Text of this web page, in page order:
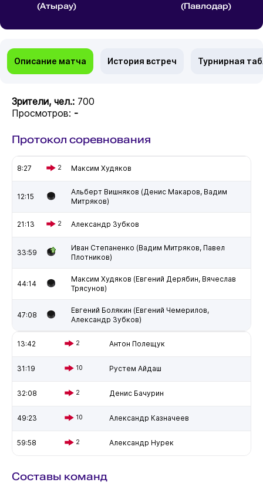
(Атырау)
(Павлодар)
Описание матча История встреч Турнирная
Зрители, чел.: 700
Просмотров: -
Протокол соревнования
8:27 2 Максим Худяков
12:15
Альберт Вишняков (Денис Макаров, Вадим
Митряков)
21:13 2 Александр Зубков
33:59
Иван Степаненко (Вадим Митряков, Павел
Плотников)
44:14
Максим Худяков (Евгений Дерябин, Вячеслав
Трясунов)
47:08
Евгений Болякин (Евгений Чемерилов,
Александр Зубков)
13:42 2 Антон Полещук
31:19 10 Рустем Айдаш
32:08 2 Денис Бачурин
49:23 10 Александр Казначеев
59:58 2 Александр Нурек
Составы команд